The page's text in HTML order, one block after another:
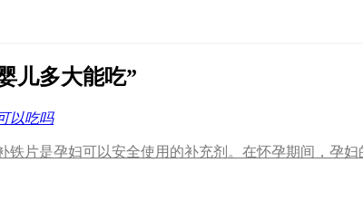
儿多大能吃”
以吃吗
铁片是孕妇可以安全使用的补充剂。在怀孕期间，孕